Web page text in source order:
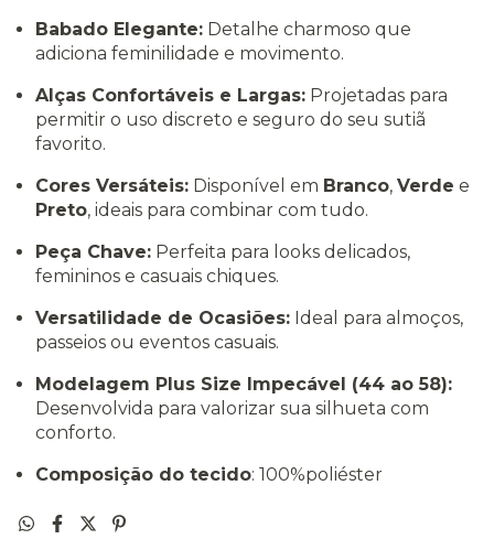
Babado Elegante: Detalhe charmoso que
adiciona feminilidade e movimento.
Alças Confortáveis e Largas: Projetadas para
permitir o uso discreto e seguro do seu sutiã
favorito.
Cores Versáteis: Disponível em Branco, Verde e
Preto, ideais para combinar com tudo.
Peça Chave: Perfeita para looks delicados,
femininos e casuais chiques.
Versatilidade de Ocasiões: Ideal para almoços,
passeios ou eventos casuais.
Modelagem Plus Size Impecável (44 ao 58):
Desenvolvida para valorizar sua silhueta com
conforto.
Composição do tecido: 100%poliéster